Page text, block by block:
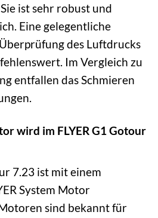
ist sehr robust und
Eine gelegentliche
des Luftdrucks
Im Vergleich zu
entfallen das Schmieren
wird im FLYER G1 Gotour
7.23 ist mit einem
System Motor
sind bekannt für